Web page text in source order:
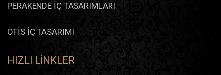
PERAKENDE İÇ TASARIMLARI
OFİS İÇ TASARIMI
HIZLI LINKLER